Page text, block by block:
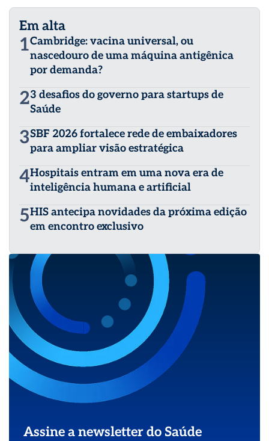
Em alta
1Cambridge: vacina universal, ou
nascedouro de uma máquina antigênica
por demanda?
23 desafios do governo para startups de
Saúde
3SBF 2026 fortalece rede de embaixadores
para ampliar visão estratégica
4Hospitais entram em uma nova era de
inteligência humana e artificial
5HIS antecipa novidades da próxima edição
em encontro exclusivo
Assine a newsletter do Saúde